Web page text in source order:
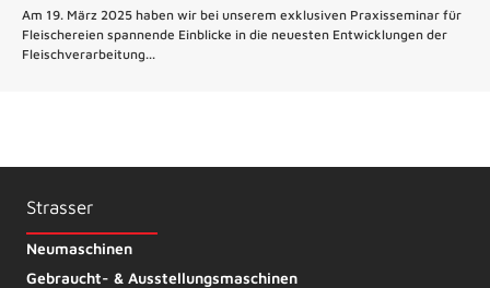
Am 19. März 2025 haben wir bei unserem exklusiven Praxisseminar für
Fleischereien spannende Einblicke in die neuesten Entwicklungen der
Fleischverarbeitung...
Strasser
Neumaschinen
Gebraucht- & Ausstellungsmaschinen